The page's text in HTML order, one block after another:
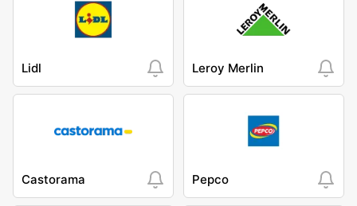
Lidl Leroy Merlin
Castorama Pepco